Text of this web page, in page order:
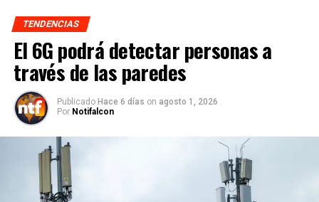
TENDENCIAS
El 6G podrá detectar personas a
través de las paredes
Publicado Hace 6 días on agosto 1, 2026
Por Notifalcon